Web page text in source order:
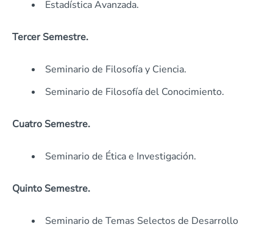
Estadística Avanzada.
Tercer Semestre.
Seminario de Filosofía y Ciencia.
Seminario de Filosofía del Conocimiento.
Cuatro Semestre.
Seminario de Ética e Investigación.
Quinto Semestre.
Seminario de Temas Selectos de Desarrollo